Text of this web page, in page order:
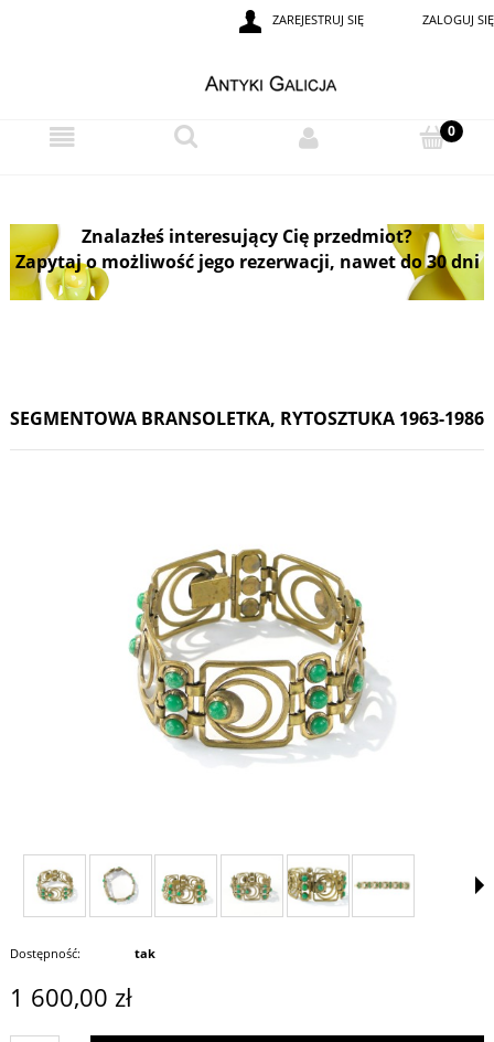
ZAREJESTRUJ SIĘ ZALOGUJ SIĘ
Znalazłeś interesujący Cię przedmiot?
Zapytaj o możliwość jego rezerwacji, nawet do 30 dni
SEGMENTOWA BRANSOLETKA, RYTOSZTUKA 1963-1986
Dostępność: tak
1 600,00 zł